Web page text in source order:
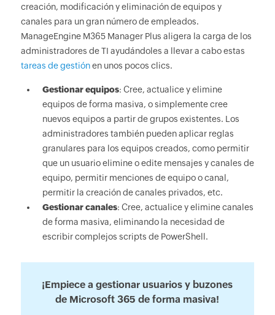
creación, modificación y eliminación de equipos y
canales para un gran número de empleados.
ManageEngine M365 Manager Plus aligera la carga de los
administradores de TI ayudándoles a llevar a cabo estas
tareas de gestiónen unos pocos clics.
Gestionar equipos: Cree, actualice y elimine
equipos de forma masiva, o simplemente cree
nuevos equipos a partir de grupos existentes. Los
administradores también pueden aplicar reglas
granulares para los equipos creados, como permitir
que un usuario elimine o edite mensajes y canales de
equipo, permitir menciones de equipo o canal,
permitir la creación de canales privados, etc.
Gestionar canales: Cree, actualice y elimine canales
de forma masiva, eliminando la necesidad de
escribir complejos scripts de PowerShell.
¡Empiece a gestionar usuarios y buzones
de Microsoft 365 de forma masiva!